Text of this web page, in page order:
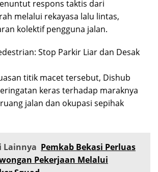
respons taktis dari
melalui rekayasa lalu lintas,
kolektif pengguna jalan.
Stop Parkir Liar dan Desak
titik macet tersebut, Dishub
keras terhadap maraknya
jalan dan okupasi sepihak
Lainnya Pemkab Bekasi Perluas
Pekerjaan Melalui